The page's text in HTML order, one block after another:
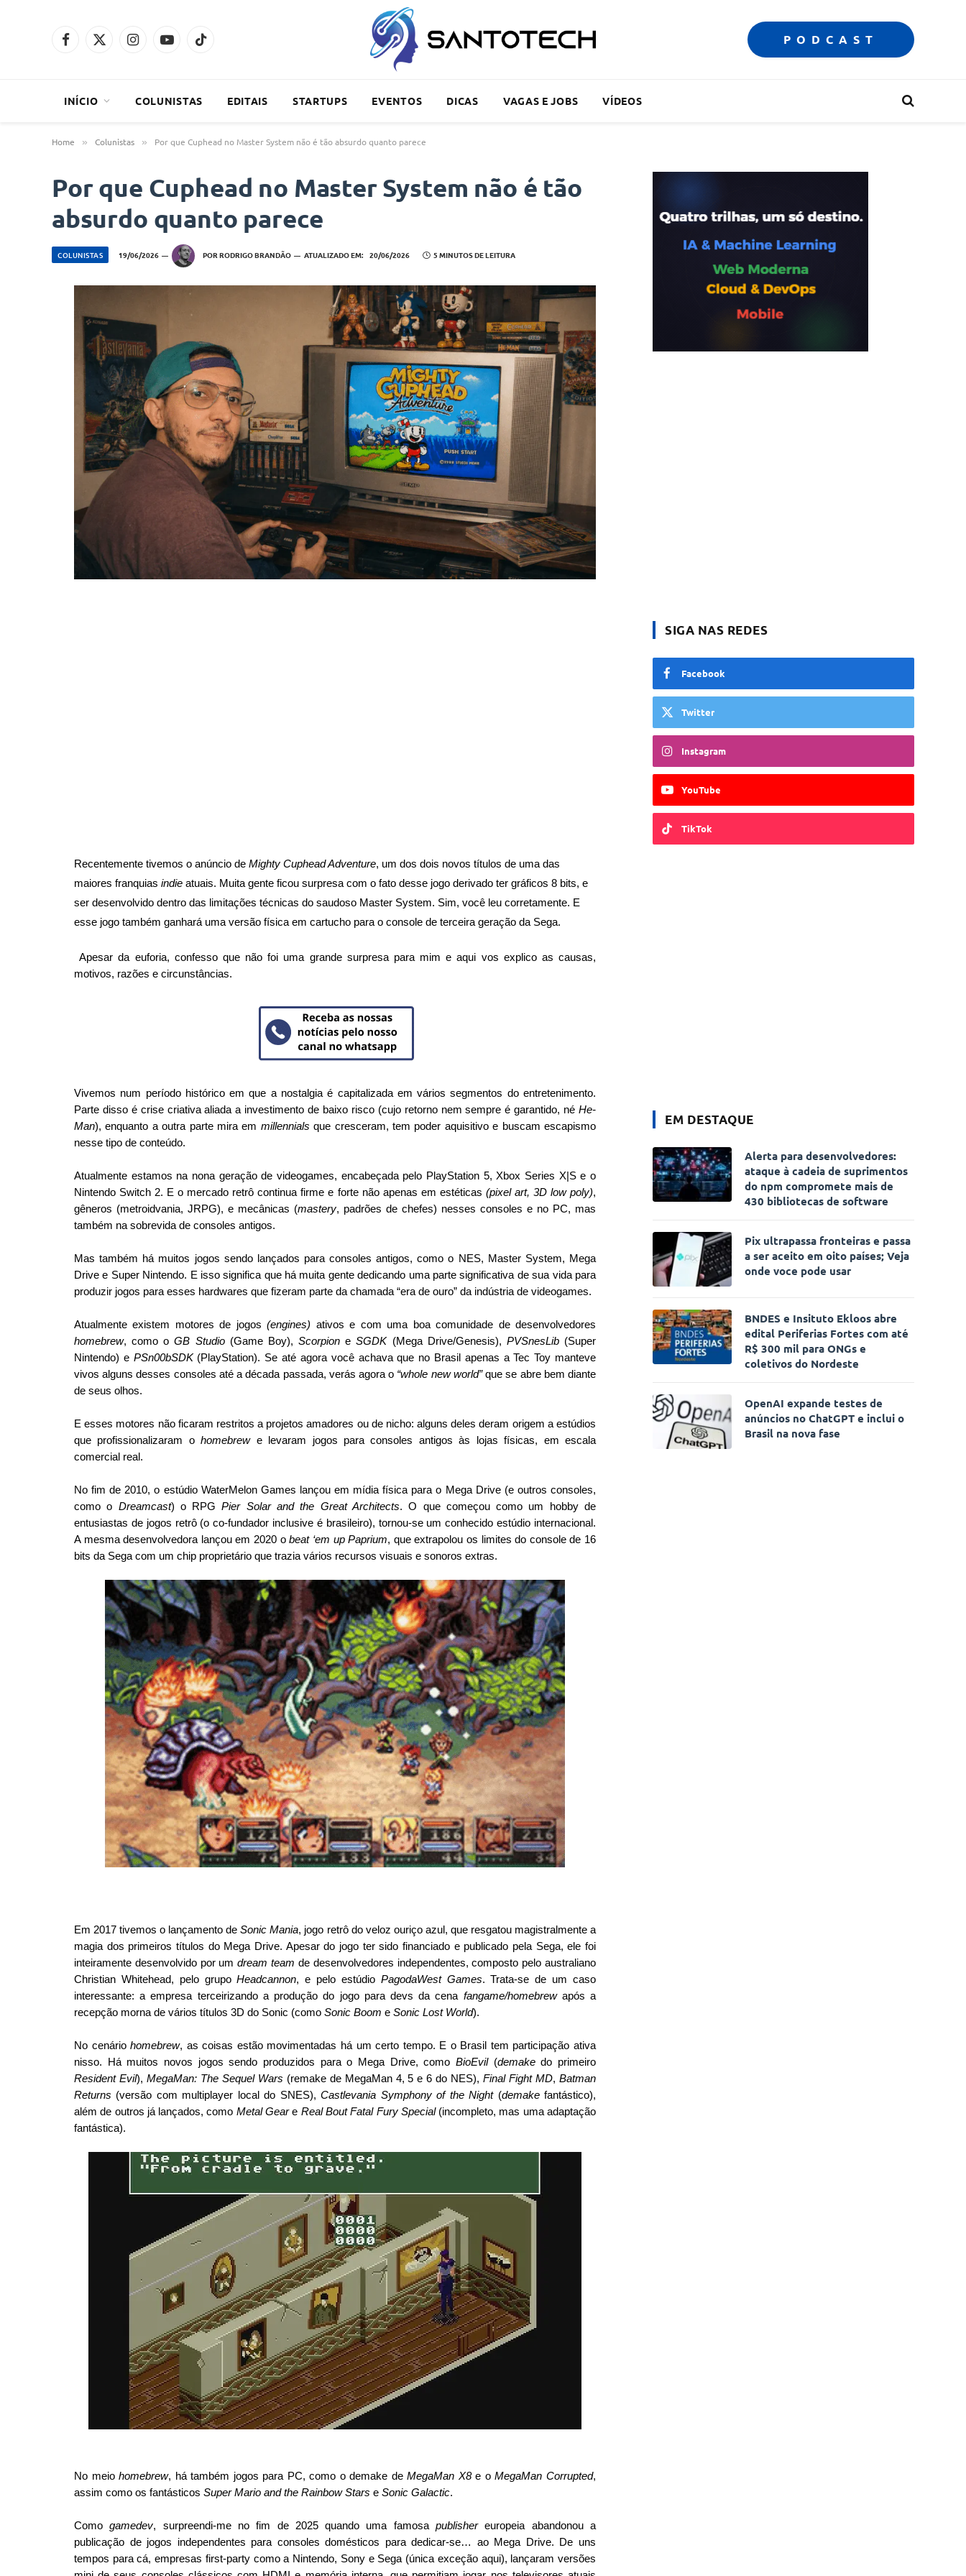
Facebook
X
InstagramYouTubeTikTok PODCAST
INÍCIO COLUNISTAS EDITAIS STARTUPS EVENTOS DICAS VAGAS E JOBS VÍDEOS
Home » Colunistas » Por que Cuphead no Master System não é tão absurdo quanto parece
Por que Cuphead no Master System não é tão
absurdo quanto parece
COLUNISTAS 19/06/2026 POR RODRIGO BRANDÃO ATUALIZADO EM: 20/06/2026 5 MINUTOS DE LEITURA
Recentemente tivemos o anúncio de Mighty Cuphead Adventure, um dos dois novos títulos de uma das
maiores franquias indie atuais. Muita gente ficou surpresa com o fato desse jogo derivado ter gráficos 8 bits, e
ser desenvolvido dentro das limitações técnicas do saudoso Master System. Sim, você leu corretamente. E
esse jogo também ganhará uma versão física em cartucho para o console de terceira geração da Sega.
Apesar da euforia, confesso que não foi uma grande surpresa para mim e aqui vos explico as causas,
motivos, razões e circunstâncias.
Vivemos num período histórico em que a nostalgia é capitalizada em vários segmentos do entretenimento.
Parte disso é crise criativa aliada a investimento de baixo risco (cujo retorno nem sempre é garantido, né He-
Man), enquanto a outra parte mira em millennials que cresceram, tem poder aquisitivo e buscam escapismo
nesse tipo de conteúdo.
Atualmente estamos na nona geração de videogames, encabeçada pelo PlayStation 5, Xbox Series X|S e o
Nintendo Switch 2. E o mercado retrô continua firme e forte não apenas em estéticas (pixel art, 3D low poly),
gêneros (metroidvania, JRPG), e mecânicas (mastery, padrões de chefes) nesses consoles e no PC, mas
também na sobrevida de consoles antigos.
Mas também há muitos jogos sendo lançados para consoles antigos, como o NES, Master System, Mega
Drive e Super Nintendo. E isso significa que há muita gente dedicando uma parte significativa de sua vida para
produzir jogos para esses hardwares que fizeram parte da chamada “era de ouro” da indústria de videogames.
Atualmente existem motores de jogos (engines)
homebrew, como o GB Studio (Game Boy), Scorpion e SGDK (Mega Drive/Genesis), PVSnesLib (Super
Nintendo) e PSn00bSDK (PlayStation). Se até agora você achava que no Brasil apenas a Tec Toy manteve
vivos alguns desses consoles até a década passada, verás agora o “whole new world” que se abre bem diante
de seus olhos.
E esses motores não ficaram restritos a projetos amadores ou de nicho: alguns deles deram origem a estúdios
que profissionalizaram o homebrew e levaram jogos para consoles antigos às lojas físicas, em escala
comercial real.
No fim de 2010, o estúdio WaterMelon Games lançou em mídia física para o Mega Drive (e outros consoles,
como o Dreamcast) o RPG Pier Solar and the Great Architects. O que começou como um hobby de
entusiastas de jogos retrô (o co-fundador inclusive é brasileiro), tornou-se um conhecido estúdio internacional.
A mesma desenvolvedora lançou em 2020 o beat ‘em up Paprium, que extrapolou os limites do console de 16
bits da Sega com um chip proprietário que trazia vários recursos visuais e sonoros extras.
Em 2017 tivemos o lançamento de Sonic Mania, jogo retrô do veloz ouriço azul, que resgatou magistralmente a
magia dos primeiros títulos do Mega Drive. Apesar do jogo ter sido financiado e publicado pela Sega, ele foi
inteiramente desenvolvido por um dream team de desenvolvedores independentes, composto pelo australiano
Christian Whitehead, pelo grupo Headcannon, e pelo estúdio PagodaWest Games. Trata-se de um caso
interessante: a empresa terceirizando a produção do jogo para devs da cena fangame/homebrew após a
recepção morna de vários títulos 3D do Sonic (como Sonic Boom e Sonic Lost World).
No cenário homebrew, as coisas estão movimentadas há um certo tempo. E o Brasil tem participação ativa
nisso. Há muitos novos jogos sendo produzidos para o Mega Drive, como BioEvil (demake
Resident Evil), MegaMan: The Sequel Wars (remake de MegaMan 4, 5 e 6 do NES), Final Fight MD, Batman
Returns (versão com multiplayer local do SNES), Castlevania Symphony of the Night (demake fantástico),
além de outros já lançados, como Metal Gear e Real Bout Fatal Fury Special (incompleto, mas uma adaptação
fantástica).
No meio homebrew, há também jogos para PC, como o demake de MegaMan X8 e o MegaMan Corrupted,
assim como os fantásticos Super Mario and the Rainbow Stars e Sonic Galactic.
Como gamedev, surpreendi-me no fim de 2025 quando uma famosa publisher europeia abandonou a
publicação de jogos independentes para consoles domésticos para dedicar-se… ao Mega Drive. De uns
tempos para cá, empresas first-party como a Nintendo, Sony e Sega (única exceção aqui), lançaram versões
SIGA NAS REDES
Facebook
Twitter
Instagram
YouTube
TikTok
EM DESTAQUE
Alerta para desenvolvedores:
ataque à cadeia de suprimentos
do npm compromete mais de
430 bibliotecas de software
Pix ultrapassa fronteiras e passa
a ser aceito em oito países; Veja
onde voce pode usar
BNDES e Insituto Ekloos abre
edital Periferias Fortes com até
R$ 300 mil para ONGs e
coletivos do Nordeste
OpenAI expande testes de
anúncios no ChatGPT e inclui o
Brasil na nova fase